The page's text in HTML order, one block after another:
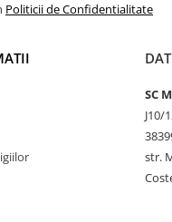
Politicii de Confidentialitate
SC
J10/
str.